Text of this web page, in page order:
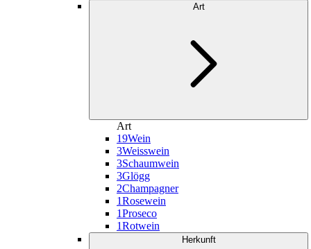
Art
Art
19Wein
3Weisswein
3Schaumwein
3Glögg
2Champagner
1Rosewein
1Proseco
1Rotwein
Herkunft